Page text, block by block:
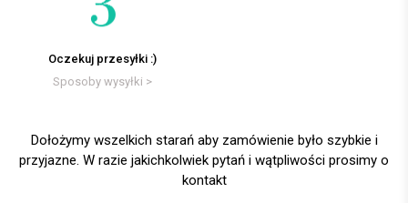
Oczekuj przesyłki :)
Sposoby wysyłki >
Dołożymy wszelkich starań aby zamówienie było szybkie i
przyjazne. W razie jakichkolwiek pytań i wątpliwości prosimy o
kontakt